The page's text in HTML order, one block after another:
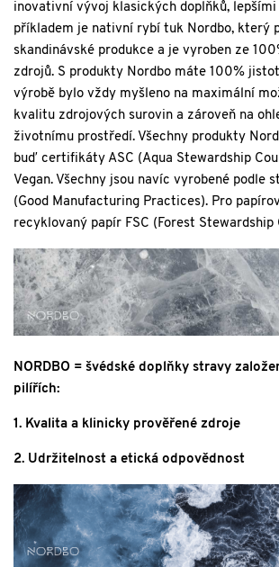
inovativní vývoj klasických doplňků, lepšími
příkladem je nativní rybí tuk Nordbo, který
skandinávské produkce a je vyroben ze
zdrojů. S produkty Nordbo máte 100%
výrobě bylo vždy myšleno na maximální
kvalitu zdrojových surovin a zároveň na
životnímu prostředí. Všechny produkty
buď certifikáty ASC (Aqua Stewardship
Vegan. Všechny jsou navíc vyrobené podle
(Good Manufacturing Practices). Pro
recyklovaný papír FSC (Forest Stewardship
NORDBO = švédské doplňky stravy
pilířích:
1. Kvalita a klinicky prověřené zdroje
2. Udržitelnost a etická odpovědnost